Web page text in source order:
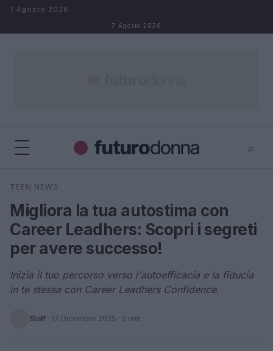
Salta al contenuto
7 Agosto 2026
7 Agosto 2026
⌕
Cerca
TEEN NEWS
Migliora la tua autostima con
Career Leadhers: Scopri i segreti
per avere successo!
Inizia il tuo percorso verso l'autoefficacia e la fiducia
in te stessa con Career Leadhers Confidence.
Staff · 17 Dicembre 2025 · 3 min